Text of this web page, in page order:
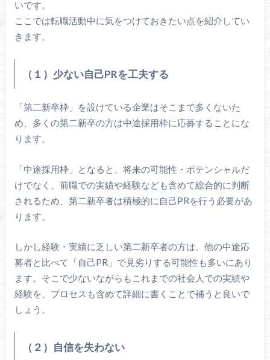
いです。
ここでは転職活動中に気をつけておきたい点を紹介してい
きます。
（１）少ない自己PRを工夫する
「第二新卒枠」を設けている企業はそこまで多くないた
め、多くの第二新卒の方は中途採用枠に応募することにな
ります。
「中途採用枠」となると、将来の可能性・ポテンシャルだ
けでなく、前職での実績や経験なども含めて総合的に判断
されるため、第二新卒者は積極的に自己PRを行う必要があ
ります。
しかし経験・実績に乏しい第二新卒者の方は、他の中途応
募者と比べて「自己PR」で見劣りする可能性も多いにあり
ます。そこで少ないながらもこれまでの社会人での実績や
経験を、プロセスも含めて詳細に書くことで補うと良いで
しょう。
（２）自信を失わない